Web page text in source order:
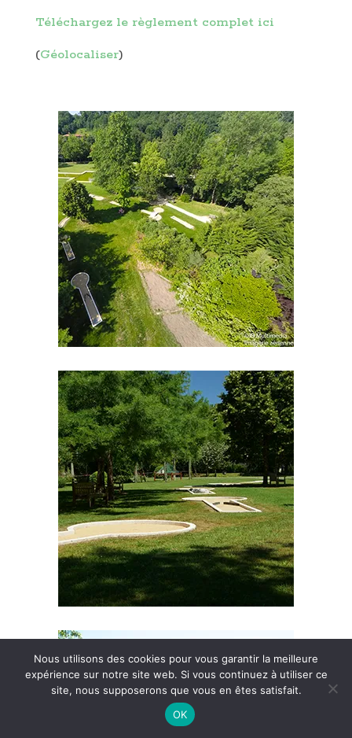
Téléchargez le règlement complet ici
(Géolocaliser)
Nous utilisons des cookies pour vous garantir la meilleure
expérience sur notre site web. Si vous continuez à utiliser ce
site, nous supposerons que vous en êtes satisfait.
OK